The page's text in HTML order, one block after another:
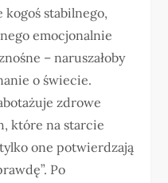
stabilnego,
emocjonalnie
– naruszałoby
o świecie.
zdrowe
które na starcie
one potwierdzają
Po